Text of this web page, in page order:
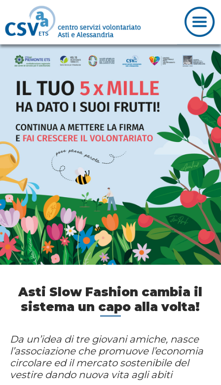
Asti Slow Fashion cambia il
sistema un capo alla volta!
Da un’idea di tre giovani amiche, nasce
l’associazione che promuove l’economia
circolare ed il mercato sostenibile del
vestire dando nuova vita agli abiti